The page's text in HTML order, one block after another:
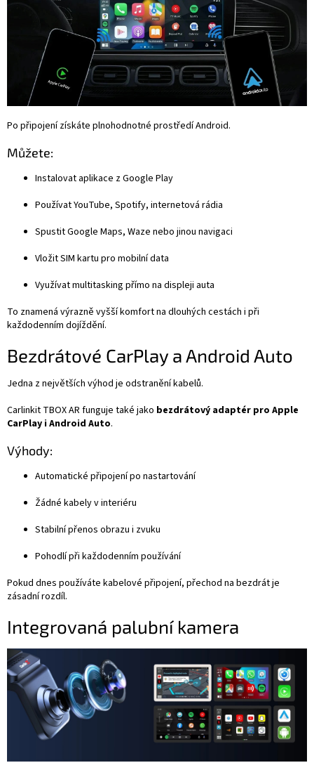
Po připojení získáte plnohodnotné prostředí Android.
Můžete:
Instalovat aplikace z Google Play
Používat YouTube, Spotify, internetová rádia
Spustit Google Maps, Waze nebo jinou navigaci
Vložit SIM kartu pro mobilní data
Využívat multitasking přímo na displeji auta
To znamená výrazně vyšší komfort na dlouhých cestách i při
každodenním dojíždění.
Bezdrátové CarPlay a Android Auto
Jedna z největších výhod je odstranění kabelů.
Carlinkit TBOX AR funguje také jako bezdrátový adaptér pro Apple
CarPlay i Android Auto.
Výhody:
Automatické připojení po nastartování
Žádné kabely v interiéru
Stabilní přenos obrazu i zvuku
Pohodlí při každodenním používání
Pokud dnes používáte kabelové připojení, přechod na bezdrát je
zásadní rozdíl.
Integrovaná palubní kamera